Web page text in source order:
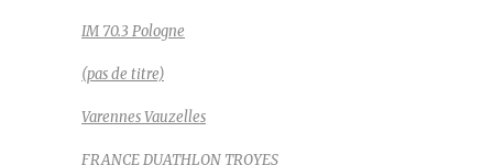
IM 70.3 Pologne
(pas de titre)
Varennes Vauzelles
FRANCE DUATHLON TROYES